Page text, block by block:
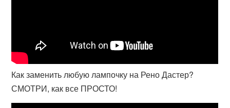
Как заменить любую лампочку на Рено Дастер?
СМОТРИ, как все ПРОСТО!